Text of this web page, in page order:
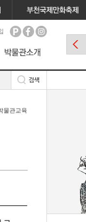
물관교육